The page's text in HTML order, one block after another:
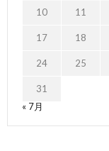
10 11
17 18
24 25
31
« 7月